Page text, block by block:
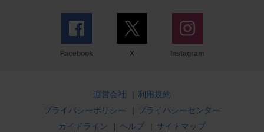
Facebook X Instagram
運営会社 | 利用規約
プライバシーポリシー
| プライバシーセンター
ガイドライン
| ヘルプ | サイトマップ